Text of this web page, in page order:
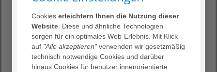
Aktuelle Stellenangebote
Arbeiten in der Klinik mit Herz? Werden Sie Teil unseres
Cookieserleichtern Ihnen die Nutzung dieser
Website . Diese und ähnliche Technologien
sorgen für ein optimales Web-Erlebnis. Mit Klick
auf "Alle akzeptieren"verwenden wir gesetzmäßig
technisch notwendige Cookies und darüber
hinaus Cookies für benutzer:innenorientierte